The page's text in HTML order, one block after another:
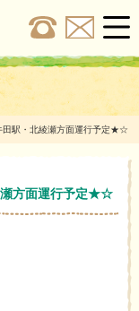
駅・北綾瀬方面運行予定★☆
方面運行予定★☆